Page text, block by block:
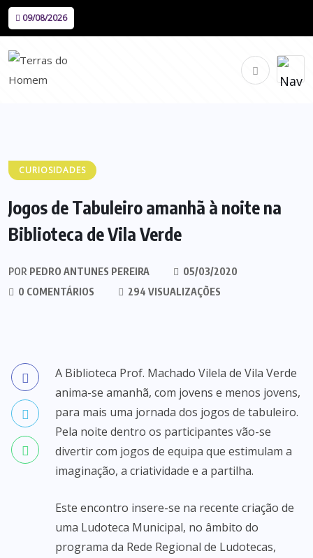
09/08/2026
CURIOSIDADES
Jogos de Tabuleiro amanhã à noite na
Biblioteca de Vila Verde
POR PEDRO ANTUNES PEREIRA
05/03/2020
0 COMENTÁRIOS
294 VISUALIZAÇÕES
A Biblioteca Prof. Machado Vilela de Vila Verde
anima-se amanhã, com jovens e menos jovens,
para mais uma jornada dos jogos de tabuleiro.
Pela noite dentro os participantes vão-se
divertir com jogos de equipa que estimulam a
imaginação, a criatividade e a partilha.
Este encontro insere-se na recente criação de
uma Ludoteca Municipal, no âmbito do
programa da Rede Regional de Ludotecas,